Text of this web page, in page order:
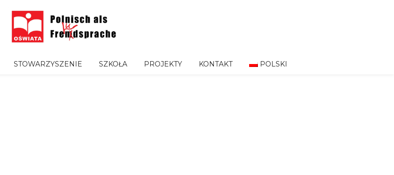
STOWARZYSZENIE SZKOŁA PROJEKTY KONTAKT POLSKI